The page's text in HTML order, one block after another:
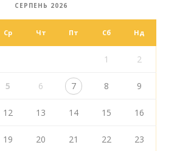
СЕРПЕНЬ 2026
Ср Чт Пт Сб Нд
1 2
5 6 7 8 9
12 13 14 15 16
19 20 21 22 23